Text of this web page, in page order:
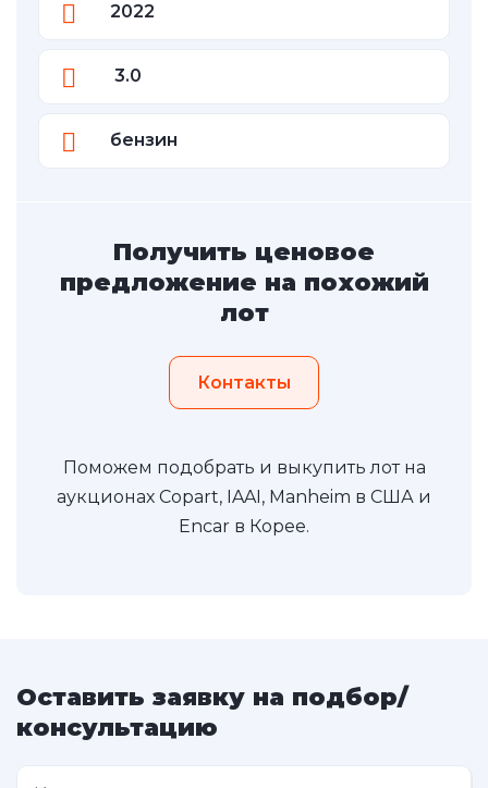
2022
3.0
бензин
Получить ценовое
предложение на похожий
лот
Контакты
Поможем подобрать и выкупить лот на
аукционах Copart, IAAI, Manheim в США и
Encar в Корее.
Оставить заявку на подбор/
консультацию